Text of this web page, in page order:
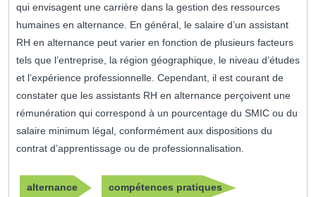
qui envisagent une carrière dans la gestion des ressources
humaines en alternance. En général, le salaire d’un assistant
RH en alternance peut varier en fonction de plusieurs facteurs
tels que l’entreprise, la région géographique, le niveau d’études
et l’expérience professionnelle. Cependant, il est courant de
constater que les assistants RH en alternance perçoivent une
rémunération qui correspond à un pourcentage du SMIC ou du
salaire minimum légal, conformément aux dispositions du
contrat d’apprentissage ou de professionnalisation.
alternance compétences pratiques